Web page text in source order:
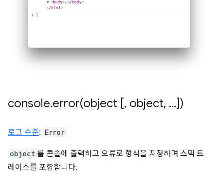
console.error(object [, object, ...])
로그 수준: Error
object 를 콘솔에 출력하고 오류로 형식을 지정하며 스택 트
레이스를 포함합니다.